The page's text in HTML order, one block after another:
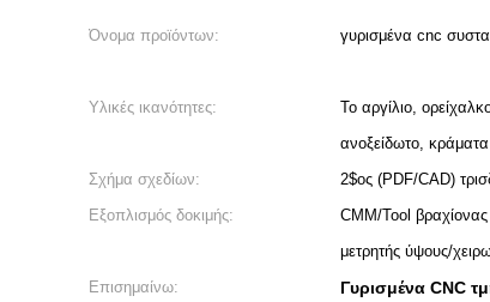
Όνομα προϊόντων: γυρισμένα cnc
Υλικές ικανότητες:
Το αργίλιο,
ανοξείδωτο,
Σχήμα σχεδίων: 2$ος (PDF/CAD)
Εξοπλισμός δοκιμής:
CMM/Tool
μετρητής ύψους/
Επισημαίνω: Γυρισμένα CNC